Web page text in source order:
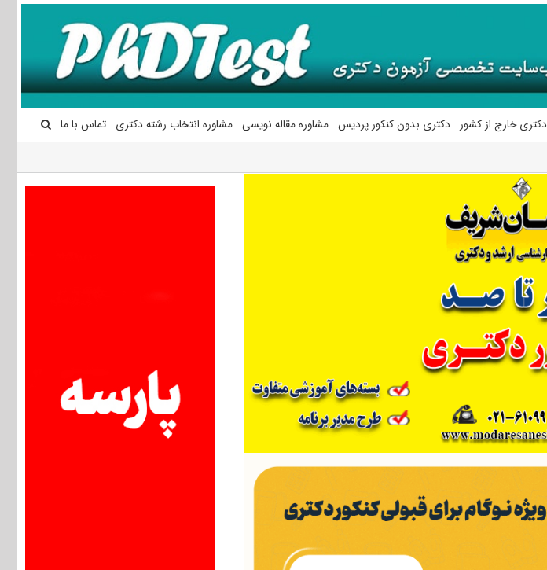
دکتری خارج از کشور دکتری بدون کنکور پردیس مشاوره مقاله نویسی مشاوره انتخاب رشته دکتری تماس با ما